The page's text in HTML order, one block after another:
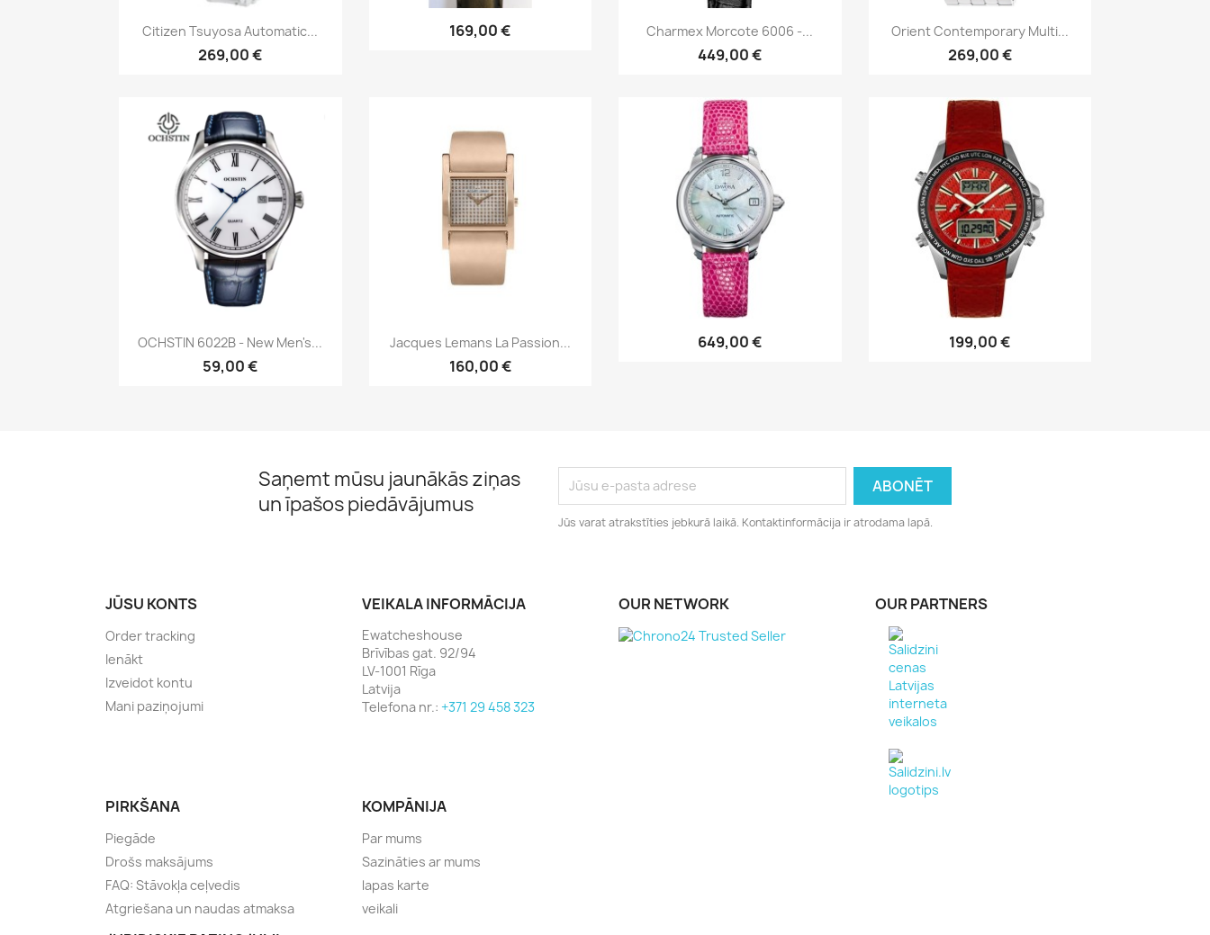
Īss ieskats
Citizen Tsuyosa Automatic...
269,00 €
Īss ieskats
169,00 €  Īss ieskats
Charmex Morcote 6006 -...
449,00 €
Īss ieskats
Orient Contemporary Multi...
269,00 €
Īss ieskats
OCHSTIN 6022B - New Men's...
59,00 €
Īss ieskats
Jacques Lemans La Passion...
160,00 €
Īss ieskats
649,00 € Īss ieskats
199,00 €
Saņemt mūsu jaunākās ziņas
un īpašos piedāvājumus
Jūs varat atrakstīties jebkurā laikā. Kontaktinformācija ir atrodama lapā.
JŪSU KONTS
Order tracking
Ienākt
Izveidot kontu
Mani paziņojumi
VEIKALA INFORMĀCIJA
Ewatcheshouse
Brīvības gat. 92/94
LV-1001 Rīga
Latvija
Telefona nr.: +371 29 458 323
OUR NETWORK OUR PARTNERS
PIRKŠANA
Piegāde
Drošs maksājums
FAQ: Stāvokļa ceļvedis
Atgriešana un naudas atmaksa
KOMPĀNIJA
Par mums
Sazināties ar mums
lapas karte
veikali